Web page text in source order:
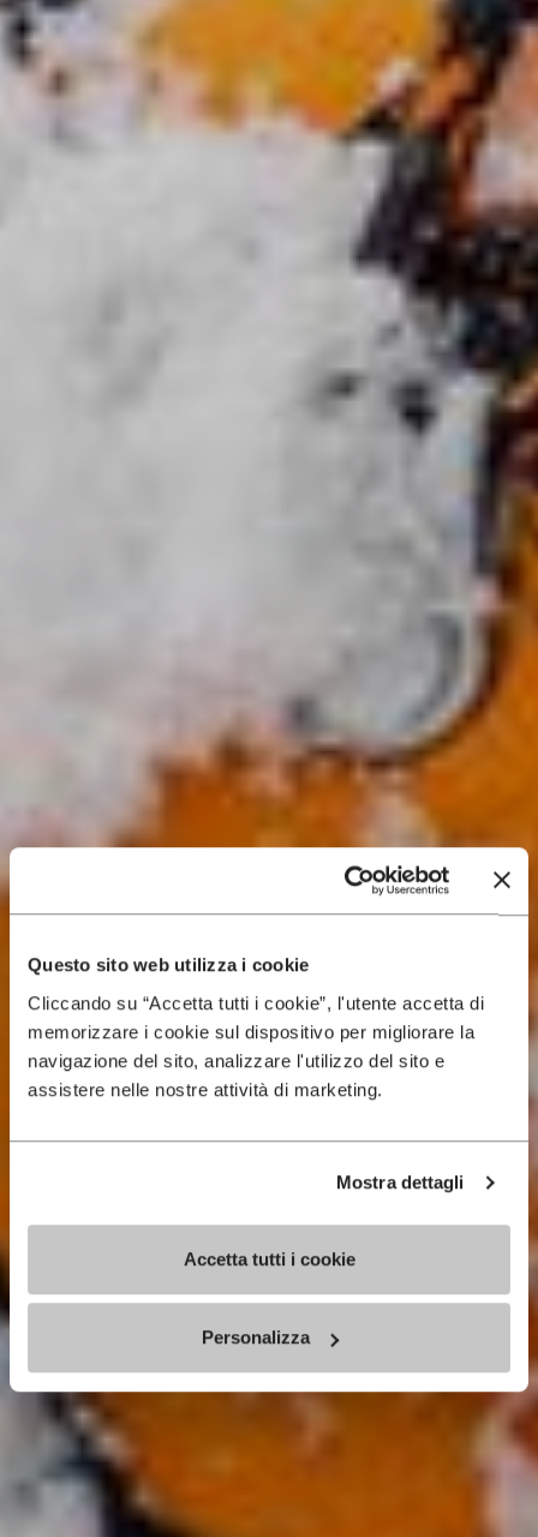
Questo sito web utilizza i cookie
Cliccando su “Accetta tutti i cookie”, l'utente accetta di
memorizzare i cookie sul dispositivo per migliorare la
navigazione del sito, analizzare l'utilizzo del sito e
assistere nelle nostre attività di marketing.
Mostra dettagli
Accetta tutti i cookie
Personalizza